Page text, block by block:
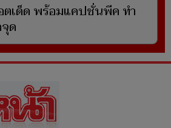
เด็ด พร้อมแคปชั่นพีค ทำ
ด